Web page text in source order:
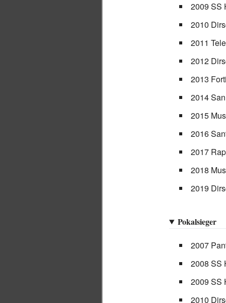
2009 SS
2010
2011
2012
2013
2014
2015
2016
2017
2018
2019
Pokalsieger
2007
2008 SS
2009 SS
2010